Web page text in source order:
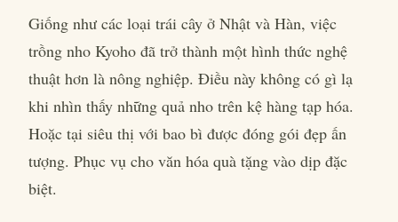
Giống như các loại trái cây ở Nhật và Hàn, việc
trồng nho Kyoho đã trở thành một hình thức nghệ
thuật hơn là nông nghiệp. Điều này không có gì lạ
khi nhìn thấy những quả nho trên kệ hàng tạp hóa.
Hoặc tại siêu thị với bao bì được đóng gói đẹp ấn
tượng. Phục vụ cho văn hóa quà tặng vào dịp đặc
biệt.